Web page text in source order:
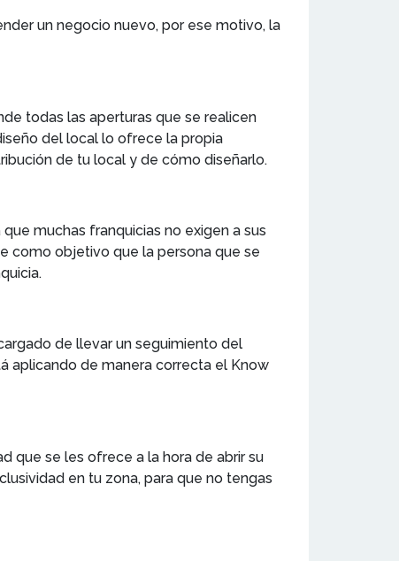
un negocio nuevo, por ese motivo, la
todas las aperturas que se realicen
del local lo ofrece la propia
de tu local y de cómo diseñarlo.
muchas franquicias no exigen a sus
como objetivo que la persona que se
de llevar un seguimiento del
aplicando de manera correcta el Know
que se les ofrece a la hora de abrir su
en tu zona, para que no tengas